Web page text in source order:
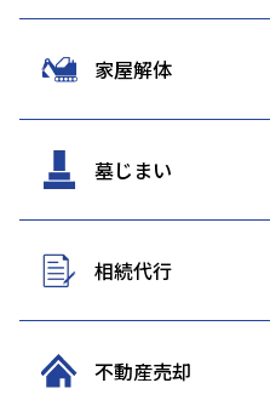
家屋解体
墓じまい
相続代行
不動産売却